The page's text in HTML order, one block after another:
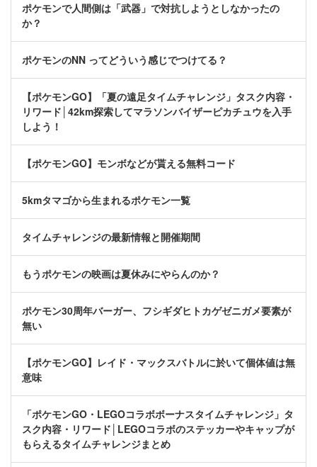
ポケモンで人間側は「武器」で対抗しようとしなかったの
か？
ポケモンのNN ってどういう感じでつけてる？
【ポケモンGO】「夏の遠足タイムチャレンジ」タスク内容・
リワード│42km探索してマラソンバイザーピカチュウを入手
しよう！
【ポケモンGO】モンボなどが貰える無料コード
5kmタマゴから生まれるポケモン一覧
タイムチャレンジの最新情報と開催期間
もうポケモンの映画は夏休みにやらんのか？
ポケモン30周年バーガー、フシギダヒトカゲゼニガメ要素が
無い
【ポケモンGO】レイド・マックスバトルに於いて個体値は無
意味
「ポケモンGO・LEGOコラボボーナスタイムチャレンジ」タ
スク内容・リワード│LEGOコラボのステッカーやキャップが
もらえるタイムチャレンジまとめ